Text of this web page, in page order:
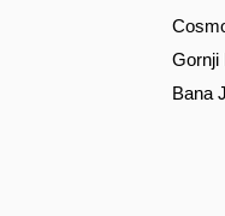
Gornji
Bana